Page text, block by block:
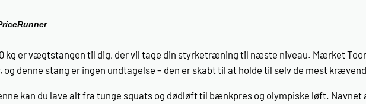
kg er vægtstangen til dig, der vil tage din styrketræning til næste niveau. Mærket
denne stang er ingen undtagelse – den er skabt til at holde til selv de mest
kan du lave alt fra tunge squats og dødløft til bænkpres og olympiske løft. Navnet